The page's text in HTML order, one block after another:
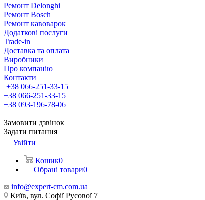
Ремонт Delonghi
Ремонт Bosch
Ремонт кавоварок
Додаткові послуги
Trade-in
Доставка та оплата
Виробники
Про компанію
Контакти
+38 066-251-33-15
+38 066-251-33-15
+38 093-196-78-06
Замовити дзвінок
Задати питання
Увійти
Кошик0
Обрані товари0
info@expert-cm.com.ua
Київ, вул. Софії Русової 7